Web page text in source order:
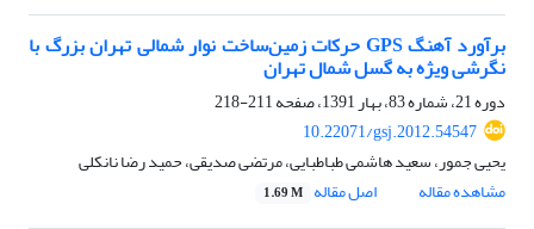
برآورد آهنگ GPS حرکات زمین‌ساخت نوار شمالی تهران بزرگ با
نگرشی ویژه به گسل شمال تهران
دوره 21، شماره 83، بهار 1391، صفحه
211-218
10.22071/gsj.2012.54547
یحیی جمور، سعید هاشمی طباطبایی، مرتضی صدیقی، حمید رضا نانکلی
مشاهده مقاله
اصل مقاله 1.69 M